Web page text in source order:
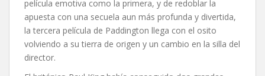
película emotiva como la primera, y de redoblar la
apuesta con una secuela aun más profunda y divertida,
la tercera película de Paddington llega con el osito
volviendo a su tierra de origen y un cambio en la silla del
director.